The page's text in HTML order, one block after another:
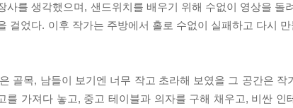
를 생각했으며, 샌드위치를 배우기 위해 수없이 영상을 돌
걸었다. 이후 작가는 주방에서 홀로 수없이 실패하고 다시
골목, 남들이 보기엔 너무 작고 초라해 보였을 그 공간은 작
가져다 놓고, 중고 테이블과 의자를 구해 채우고, 비싼 인